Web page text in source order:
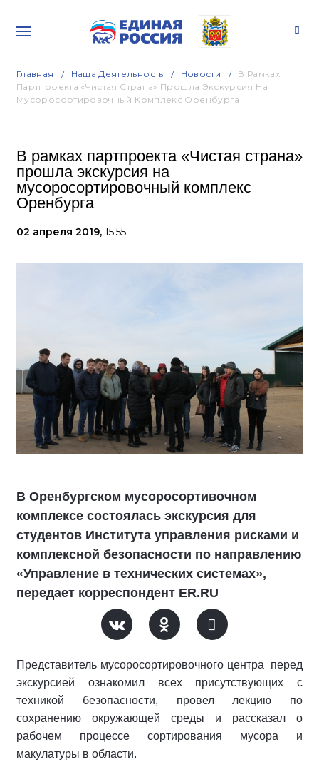
Главная Наша Деятельность Новости
В Рамках
Партпроекта «Чистая Страна» Прошла Экскурсия На
Мусоросортировочный Комплекс Оренбурга
В рамках партпроекта «Чистая страна»
прошла экскурсия на
мусоросортировочный комплекс
Оренбурга
02 апреля 2019, 15:55
В Оренбургском мусоросортивочном
комплексе состоялась экскурсия для
студентов Института управления рисками и
комплексной безопасности по направлению
«Управление в технических системах»,
передает корреспондент ER.RU
Представитель мусоросортировочного центра перед
экскурсией ознакомил всех присутствующих с
техникой безопасности, провел лекцию по
сохранению окружающей среды и рассказал о
рабочем процессе сортирования мусора и
макулатуры в области.